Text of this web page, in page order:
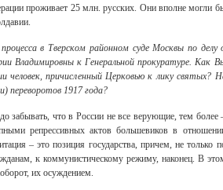
проживает 25 млн. русских. Они вполне могли
в Тверском районном суде Москвы по делу
Владимировны к Генеральной прокуратуре. Как
человек, причисленный Церковью к лику святых?
переворотов 1917 года?
забывать, что в России не все верующие, тем более
репрессивных актов большевиков в
– это позиция государства, причем, не только
к коммунистическому режиму, наконец. В
их осуждением.